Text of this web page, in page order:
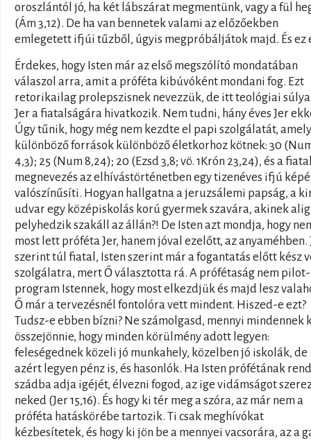
oroszlántól jó, ha két lábszárat megmentünk, vagy a fül
(Ám 3,12). De ha van bennetek valami az előzőekben
emlegetett ifjúi tűzből, úgyis megpróbáljátok majd. És ez
Érdekes, hogy Isten már az első megszólító mondatában
válaszol arra, amit a próféta kibúvóként mondani fog. Ezt
retorikailag prolepszisnek nevezzük, de itt teológiai súlya
Jer a fiatalságára hivatkozik. Nem tudni, hány éves Jer
Úgy tűnik, hogy még nem kezdte el papi szolgálatát,
különböző források különböző életkorhoz kötnek: 30
4,3); 25 (Num 8,24); 20 (Ezsd 3,8; vö. 1Krón 23,24), és a
megnevezés az elhívástörténetben egy tizenéves ifjú
valószínűsíti. Hogyan hallgatna a jeruzsálemi papság, a
udvar egy középiskolás korú gyermek szavára, akinek alig
pelyhedzik szakáll az állán?! De Isten azt mondja, hogy
most lett próféta Jer, hanem jóval ezelőtt, az anyaméhben.
szerint túl fiatal, Isten szerint már a fogantatás előtt kész
szolgálatra, mert Ő választotta rá. A prófétaság nem pilot-
program Istennek, hogy most elkezdjük és majd lesz
Ő már a tervezésnél fontolóra vett mindent. Hiszed-e ezt?
Tudsz-e ebben bízni? Ne számolgasd, mennyi mindennek
összejönnie, hogy minden körülmény adott legyen:
feleségednek közeli jó munkahely, közelben jó iskolák, de
azért legyen pénz is, és hasonlók. Ha Isten prófétának
szádba adja igéjét, élvezni fogod, az ige vidámságot
neked (Jer 15,16). És hogy ki tér meg a szóra, az már nem a
próféta hatáskörébe tartozik. Ti csak meghívókat
kézbesítetek, és hogy ki jön be a mennyei vacsorára, az a